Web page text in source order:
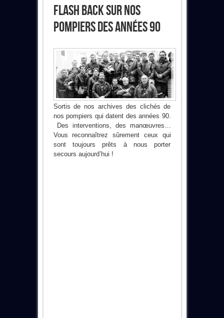
Flash Back Sur Nos
Pompiers Des Années 90
Sortis de nos archives des clichés de
nos pompiers qui datent des années 90.
Des interventions, des manœuvres…
Vous reconnaîtrez sûrement ceux qui
sont toujours prêts à nous porter
secours aujourd’hui !